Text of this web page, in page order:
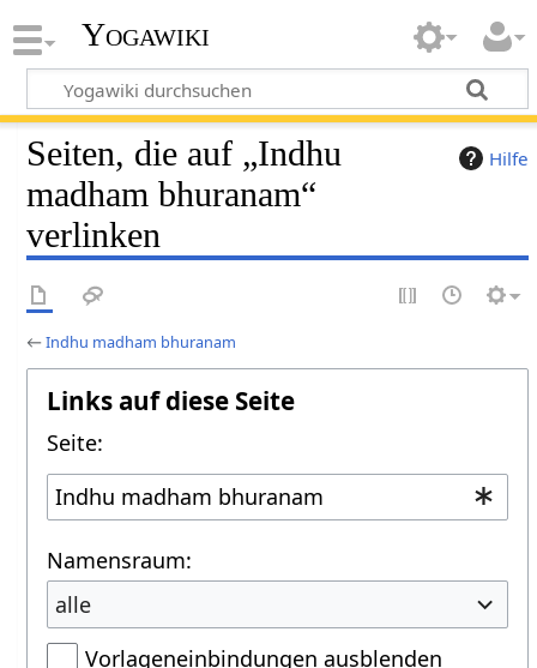
Yogawiki
Hilfe
Seiten, die auf „Indhu
madham bhuranam“
verlinken
←Indhu madham bhuranam
Links auf diese Seite
Seite:
Namensraum:
alle
Vorlageneinbindungen ausblenden